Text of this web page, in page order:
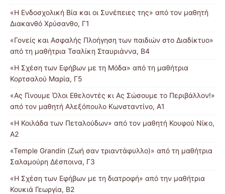
«Η Ενδοσχολική Βία και οι Συνέπειες της» από τον μαθητή
Διακανθό Χρύσανθο, Γ1
«Γονείς και Ασφαλής Πλοήγηση των παιδιών στο Διαδίκτυο»
από τη μαθήτρια Τσαλίκη Σταυριάννα, Β4
«Η Σχέση των Εφήβων με τη Μόδα» από τη μαθήτρια
Κορτσαλού Μαρία, Γ5
«Ας Γίνουμε Όλοι Εθελοντές κι Ας Σώσουμε το Περιβάλλον!»
από τον μαθητή Αλεξόπουλο Κωνσταντίνο, Α1
«Η Κοιλάδα των Πεταλούδων» από τον μαθητή Κουφού Νίκο,
Α2
«Temple Grandin (Ζωή σαν τριαντάφυλλο)» από τη μαθήτρια
Σαλαμούρη Δέσποινα, Γ3
«Η Σχέση των Εφήβων με τη διατροφή» από την μαθήτρια
Κουκιά Γεωργία, Β2